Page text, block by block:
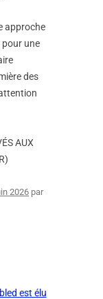
approche
une
des
AUX
2026 par
est élu